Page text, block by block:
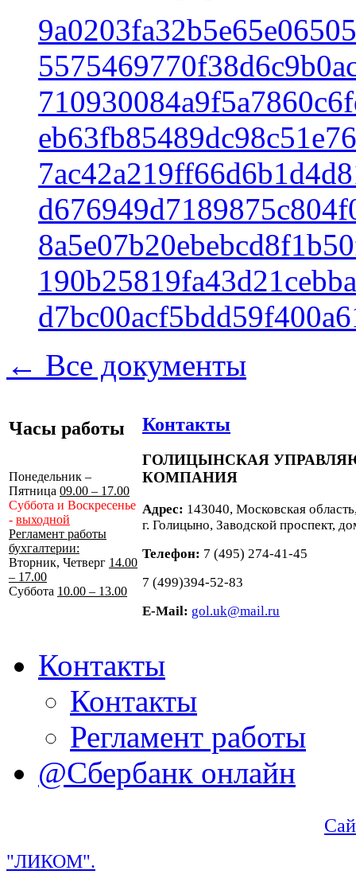
← Все документы
Часы работы
Понедельник –
Пятница 09.00 – 17.00
Суббота и Воскресенье
- выходной
Регламент работы
бухгалтерии:
Вторник, Четверг 14.00
– 17.00
Суббота 10.00 – 13.00
Контакты
ГОЛИЦЫНСКАЯ
КОМПАНИЯ
Адрес: 143040, Московская
г. Голицыно, Заводской проспект,
Телефон: 7 (495) 274-41-45
7 (499)394-52-83
E-Mail: gol.uk@mail.ru
Контакты
Контакты
Регламент работы
@Сбербанк онлайн
"ЛИКОМ".